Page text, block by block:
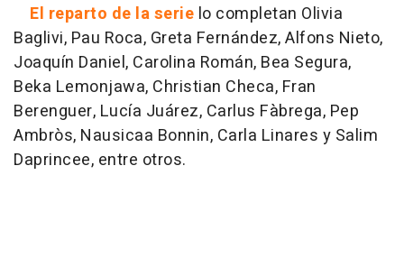
El reparto de la serie lo completan Olivia
Baglivi, Pau Roca, Greta Fernández, Alfons Nieto,
Joaquín Daniel, Carolina Román, Bea Segura,
Beka Lemonjawa, Christian Checa, Fran
Berenguer, Lucía Juárez, Carlus Fàbrega, Pep
Ambròs, Nausicaa Bonnin, Carla Linares y Salim
Daprincee, entre otros.